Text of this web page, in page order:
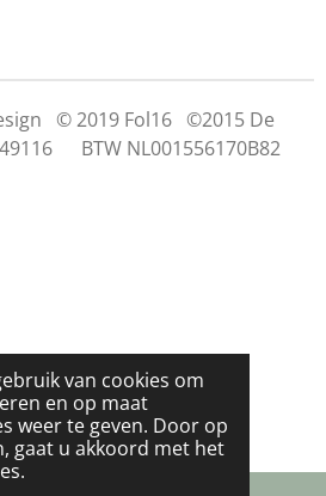
van cookies om
en op maat
weer te geven. Door op
gaat u akkoord met het
© 2019 Fol16 ©2015 De
BTW NL001556170B82